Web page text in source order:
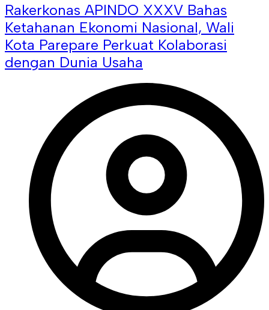
Rakerkonas APINDO XXXV Bahas
Ketahanan Ekonomi Nasional, Wali
Kota Parepare Perkuat Kolaborasi
dengan Dunia Usaha